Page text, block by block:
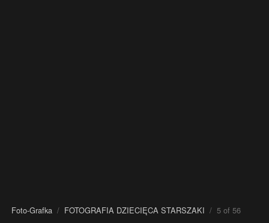
Foto-Grafka / FOTOGRAFIA DZIECIĘCA STARSZAKI / 5 of 56